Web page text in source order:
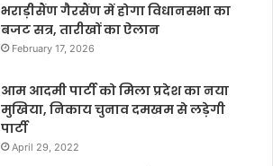
भराड़ीसैंण गैरसैंण में होगा विधानसभा का
बजट सत्र, तारीखों का ऐलान
February 17, 2026
आम आदमी पार्टी को मिला प्रदेश का नया
मुखिया, निकाय चुनाव दमखम से लड़ेगी
पार्टी
April 29, 2022